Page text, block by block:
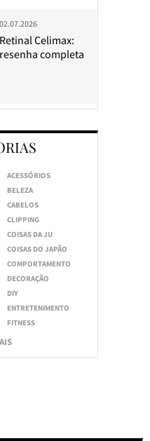
02.07.2026
Retinal Celimax:
resenha completa
ACESSÓRIOS
BELEZA
CABELOS
CLIPPING
COISAS DA JU
COISAS DO JAPÃO
COMPORTAMENTO
DECORAÇÃO
DIY
ENTRETENIMENTO
FITNESS